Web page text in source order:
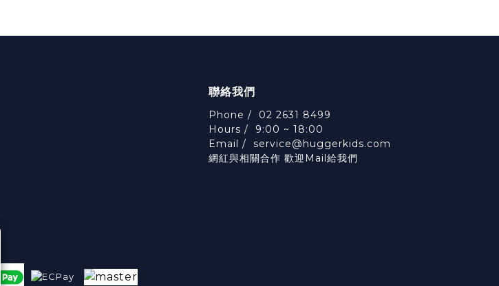
聯絡我們
Phone / 02 2631 8499
Hours / 9:00 ~ 18:00
Email / service@huggerkids.com
網紅與相關合作 歡迎Mail給我們